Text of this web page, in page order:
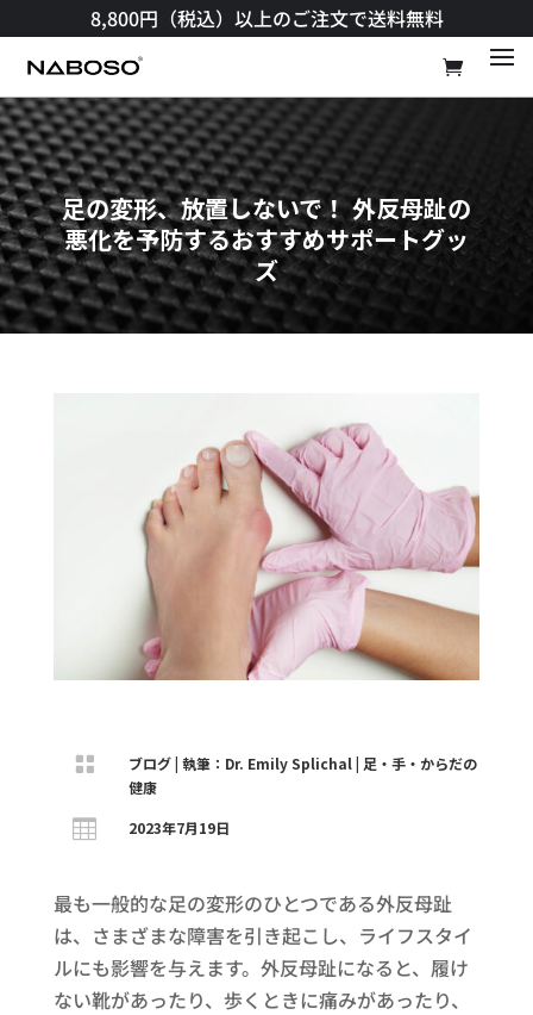
8,800円（税込）以上のご注文で送料無料​
足の変形、放置しないで！ 外反母趾の
悪化を予防するおすすめサポートグッ
ズ
 ブログ| 執筆：Dr. Emily Splichal| 足・手・からだの
健康
 2023年7月19日
最も一般的な足の変形のひとつである外反母趾
は、さまざまな障害を引き起こし、ライフスタイ
ルにも影響を与えます。外反母趾になると、履け
ない靴があったり、歩くときに痛みがあったり、